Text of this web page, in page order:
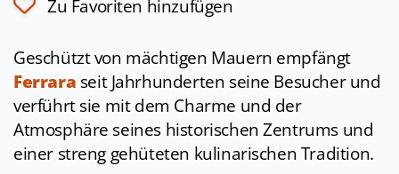
Zu Favoriten hinzufügen
Geschützt von mächtigen Mauern empfängt
Ferrara seit Jahrhunderten seine Besucher und
verführt sie mit dem Charme und der
Atmosphäre seines historischen Zentrums und
einer streng gehüteten kulinarischen Tradition.